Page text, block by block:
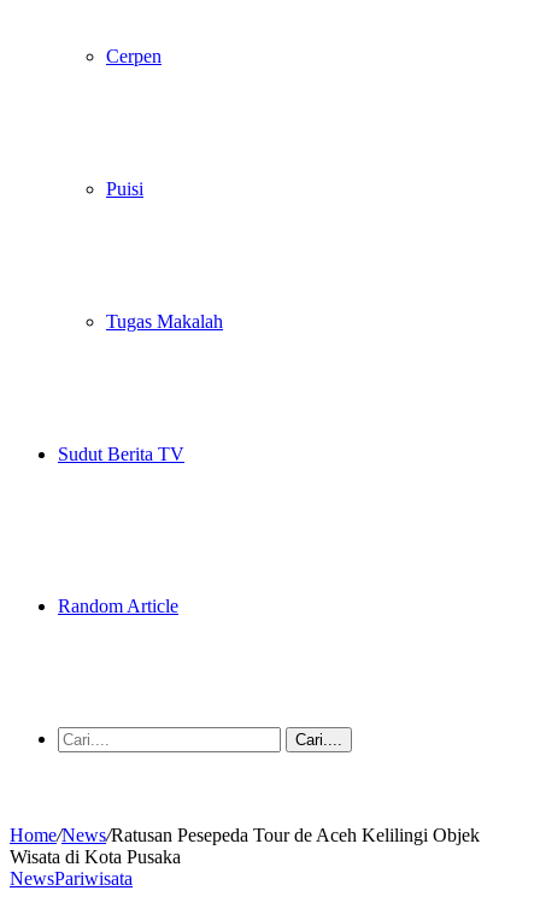
Cerpen
Puisi
Tugas Makalah
Sudut Berita TV
Random Article
Cari....
Home/News/Ratusan Pesepeda Tour de Aceh Kelilingi Objek
Wisata di Kota Pusaka
NewsPariwisata